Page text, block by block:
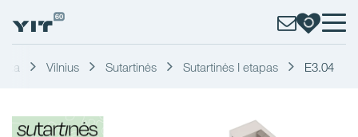
Vilnius Sutartinės Sutartinės I etapas E3.04